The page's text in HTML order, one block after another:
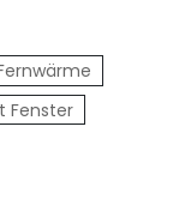
Fenster